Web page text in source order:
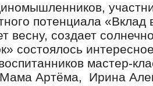
потенциала
весну, создает
состоялось
мастер-
Артёма, Ирина